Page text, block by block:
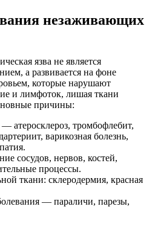
незаживающих
язва не является
а развивается на фоне
которые нарушают
и лимфоток, лишая ткани
причины:
— атеросклероз, тромбофлебит,
варикозная болезнь,
сосудов, нервов, костей,
процессы.
ткани: склеродермия, красная
— параличи, парезы,